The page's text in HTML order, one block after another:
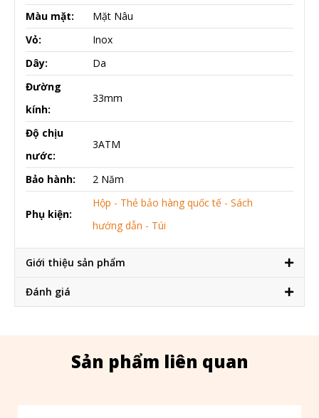
Màu mặt:
Mặt Nâu
Vỏ:
Inox
Dây:
Da
Đường
kính:
33mm
Độ chịu
nước:
3ATM
Bảo hành: 2 Năm
Phụ kiện:
Hộp - Thẻ bảo hàng quốc tế - Sách
hướng dẫn - Túi
Giới thiệu sản phẩm
Đánh giá
Sản phẩm liên quan